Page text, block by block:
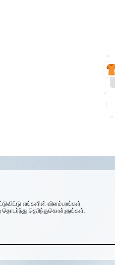
எங்களின் விளம்பரங்கள்
தொடர்ந்து தெரிந்துகொள்ளுங்கள்.